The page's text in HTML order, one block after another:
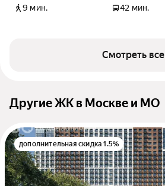
9 мин.
42 мин.
Смотреть все
Другие ЖК в Москве и МО
дополнительная скидка 1.5%